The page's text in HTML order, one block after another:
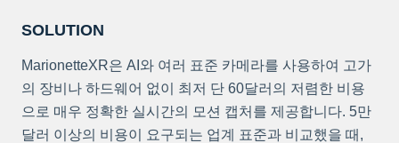
SOLUTION
MarionetteXR은 AI와 여러 표준 카메라를 사용하여 고가
의 장비나 하드웨어 없이 최저 단 60달러의 저렴한 비용
으로 매우 정확한 실시간의 모션 캡처를 제공합니다. 5만
달러 이상의 비용이 요구되는 업계 표준과 비교했을 때,